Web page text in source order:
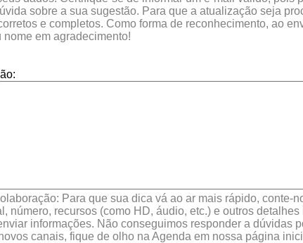
sobre a sua sugestão. Para que a atualização seja
e completos. Como forma de reconhecimento, ao
nome em agradecimento!
Para que sua dica vá ao ar mais rápido, conte-
número, recursos (como HD, áudio, etc.) e outros
informações. Não conseguimos responder a dúvidas
canais, fique de olho na Agenda em nossa página